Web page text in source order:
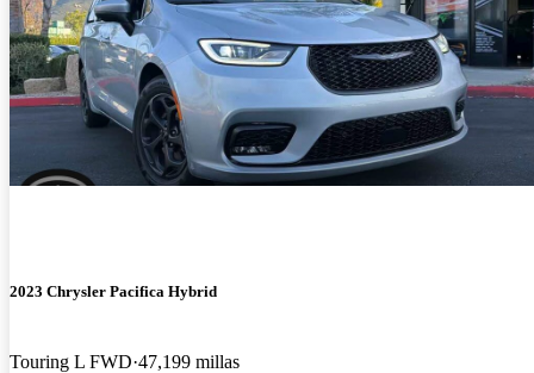
2023 Chrysler Pacifica Hybrid
Touring L FWD 47,199 millas